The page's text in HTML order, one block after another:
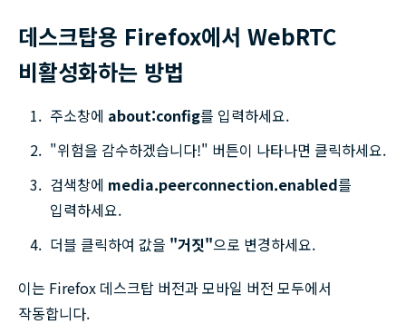
데스크탑용 Firefox에서 WebRTC
비활성화하는 방법
주소창에 about:config를 입력하세요.
"위험을 감수하겠습니다!" 버튼이 나타나면 클릭하세요.
검색창에 media.peerconnection.enabled를
입력하세요.
더블 클릭하여 값을 "거짓"으로 변경하세요.
이는 Firefox 데스크탑 버전과 모바일 버전 모두에서
작동합니다.